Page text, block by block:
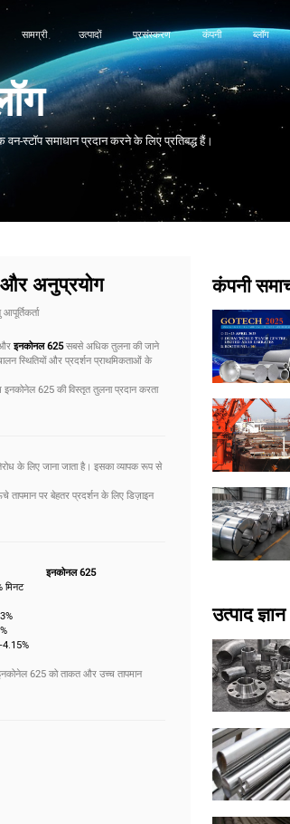
सामग्री उत्पादों प्रसंस्करण कंपनी ब्लॉग
स्टॉप समाधान प्रदान करने के लिए प्रतिबद्ध हैं।
अनुप्रयोग
इनकोनल 625सबसे अधिक तुलना की जाने
स्थितियों और प्रदर्शन प्राथमिकताओं के
625 की विस्तृत तुलना प्रदान करता
के लिए जाना जाता है। इसका व्यापक रूप से
पर बेहतर प्रदर्शन के लिए डिज़ाइन
इनकोनल 625
मिनट
625 को ताकत और उच्च तापमान
कंपनी
उत्पाद ज्ञान